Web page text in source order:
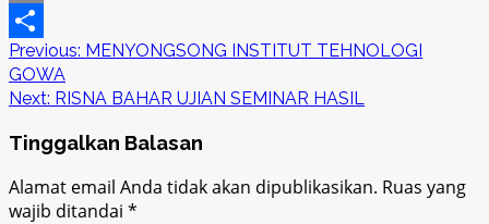
Copy
Link
Share
Post
navigation
Previous: MENYONGSONG INSTITUT TEHNOLOGI
GOWA
Next: RISNA BAHAR UJIAN SEMINAR HASIL
Tinggalkan Balasan
Alamat email Anda tidak akan dipublikasikan. Ruas yang
wajib ditandai *